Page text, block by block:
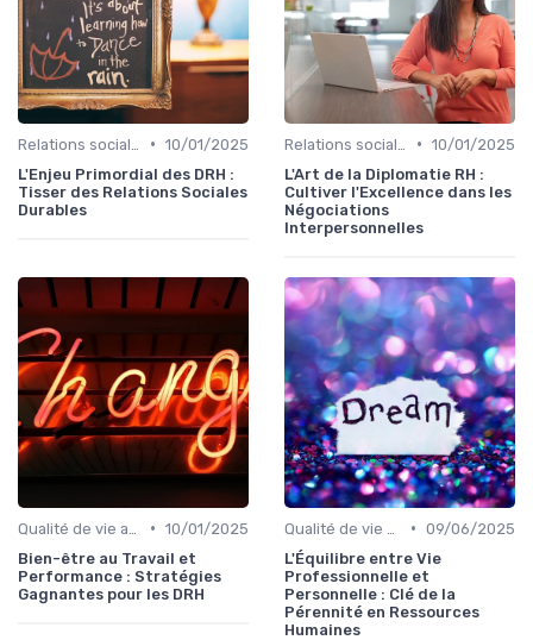
• 10/01/2025
L'Enjeu Primordial des DRH :
Tisser des Relations Sociales
Durables
• 10/01/2025
L'Art de la Diplomatie RH :
Cultiver l'Excellence dans les
Négociations
Interpersonnelles
• 10/01/2025
Bien-être au Travail et
Performance : Stratégies
Gagnantes pour les DRH
• 09/06/2025
L'Équilibre entre Vie
Professionnelle et
Personnelle : Clé de la
Pérennité en Ressources
Humaines